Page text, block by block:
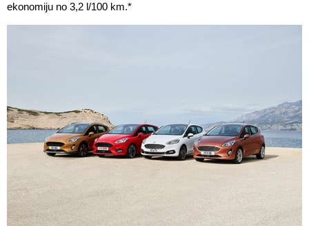
ekonomiju no 3,2 l/100 km.*